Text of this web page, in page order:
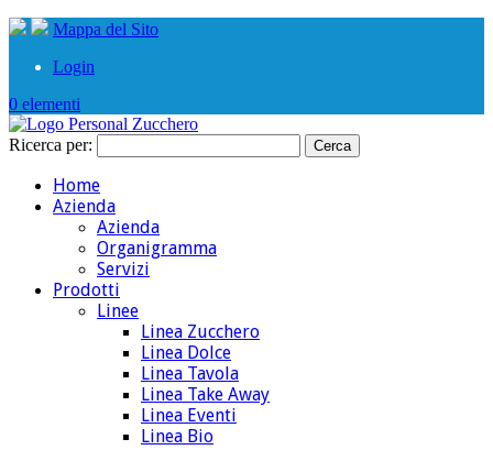
Mappa del Sito
Login
0 elementi
Ricerca per:
Home
Azienda
Azienda
Organigramma
Servizi
Prodotti
Linee
Linea Zucchero
Linea Dolce
Linea Tavola
Linea Take Away
Linea Eventi
Linea Bio